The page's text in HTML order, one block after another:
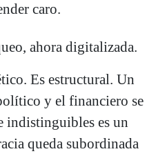
caro.
ahora digitalizada.
Es estructural. Un
y el financiero se
indistinguibles es un
queda subordinada